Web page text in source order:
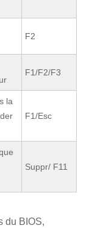
F2
F1/F2/F3
la
F1/Esc
Suppr/ F11
du BIOS,